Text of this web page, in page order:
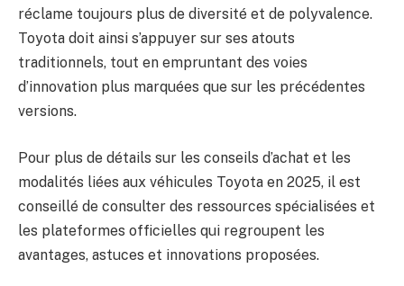
réclame toujours plus de diversité et de polyvalence.
Toyota doit ainsi s’appuyer sur ses atouts
traditionnels, tout en empruntant des voies
d’innovation plus marquées que sur les précédentes
versions.
Pour plus de détails sur les conseils d’achat et les
modalités liées aux véhicules Toyota en 2025, il est
conseillé de consulter des ressources spécialisées et
les plateformes officielles qui regroupent les
avantages, astuces et innovations proposées.